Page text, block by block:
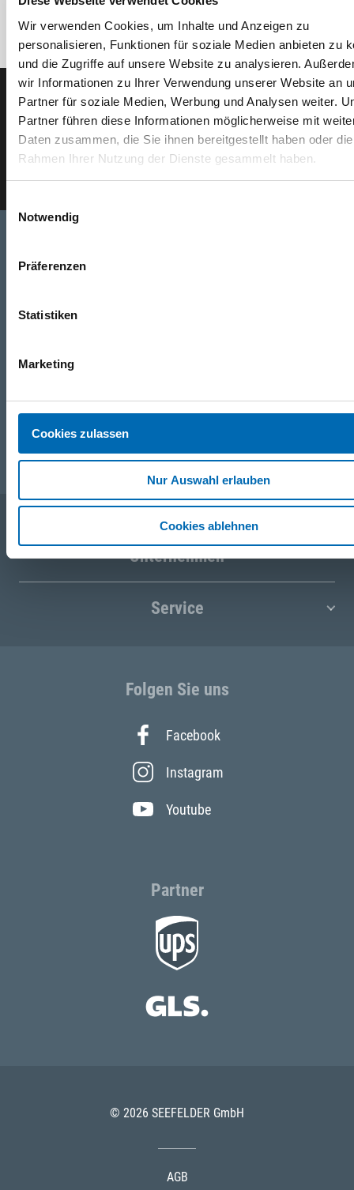
Wir verwenden Cookies, um Inhalte und Anzeigen zu
personalisieren, Funktionen für soziale Medien anbieten zu
und die Zugriffe auf unsere Website zu analysieren.
wir Informationen zu Ihrer Verwendung unserer Website an
Partner für soziale Medien, Werbung und Analysen weiter.
Partner führen diese Informationen möglicherweise mit
Daten zusammen, die Sie ihnen bereitgestellt haben oder
Rahmen Ihrer Nutzung der Dienste gesammelt haben.
Notwendig
Präferenzen
Statistiken
Marketing
Cookies zulassen
Nur Auswahl erlauben
Cookies ablehnen
Der SEEFELDER Newsletter
E-Mail eingeben
E-Mail
post@seefelder.net
Unternehmen
Service
Folgen Sie uns
Facebook
Instagram
Youtube
Partner
© 2026 SEEFELDER GmbH
AGB